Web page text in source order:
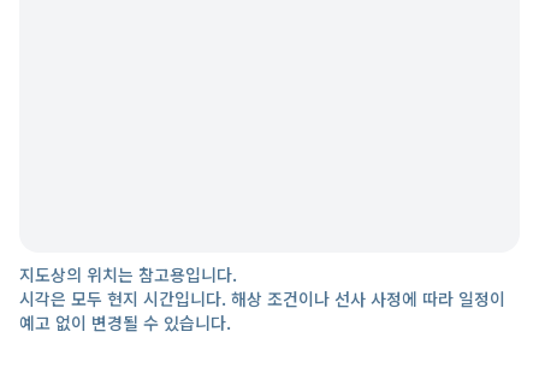
지도상의 위치는 참고용입니다.
시각은 모두 현지 시간입니다. 해상 조건이나 선사 사정에 따라 일정이
예고 없이 변경될 수 있습니다.